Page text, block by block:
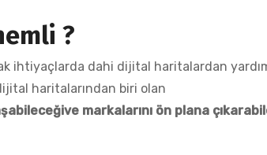
?
ihtiyaçlarda dahi dijital haritalardan
haritalarından biri olan
markalarını ön plana